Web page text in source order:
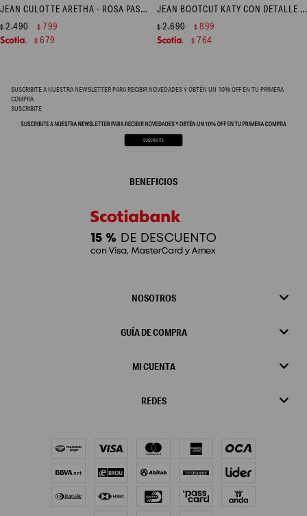
JEAN CULOTTE ARETHA - ROSA PASTEL
$2.490 $ 799
$ 679
JEAN BOOTCUT KATY CON DETALLE TRENZADO - JEAN MEDIO
$2.690 $ 899
$ 764
SUSCRIBITE A NUESTRA NEWSLETTER PARA RECIBIR NOVEDADES Y OBTÉN UN 10% OFF EN TU PRIMERA
COMPRA
SUSCRIBITE
NOSOTROS
GUÍA DE COMPRA
MI CUENTA
REDES
BENEFICIOS